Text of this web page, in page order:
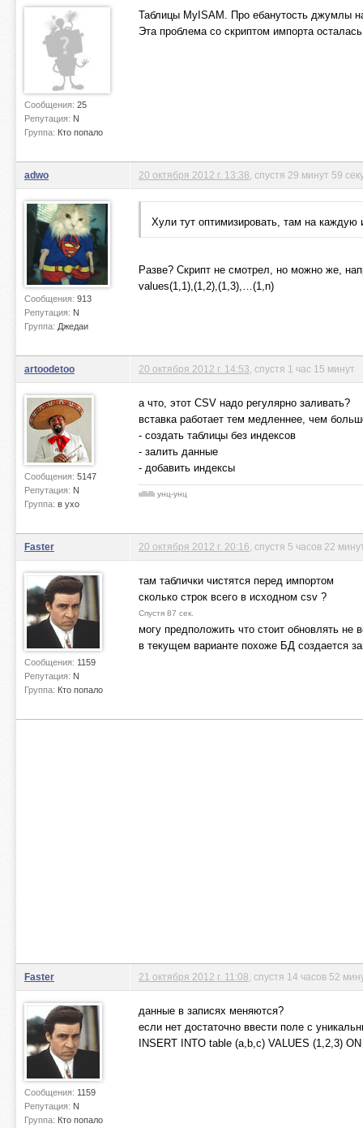
Сообщения: 25
Репутация: N
Группа: Кто попало
Таблицы MyISAM. Про ебанутость джумлы
Эта проблема со скриптом импорта
adwo
Сообщения: 913
Репутация: N
Группа: Джедаи
20 октября 2012 г. 13:38 , спустя 29 минут 59
Хули тут оптимизировать, там на каждую
Разве? Скрипт не смотрел, но можно же,
values(1,1),(1,2),(1,3),…(1,n)
artoodetoo
Сообщения: 5147
Репутация: N
Группа: в ухо
20 октября 2012 г. 14:53 , спустя 1 час 15 минут
а что, этот CSV надо регулярно заливать?
вставка работает тем медленнее, чем
- создать таблицы без индексов
- залить данные
- добавить индексы
ιιlllιlllι унц-унц
Faster
Сообщения: 1159
Репутация: N
Группа: Кто попало
20 октября 2012 г. 20:16 , спустя 5 часов 22
там таблички чистятся перед импортом
сколько строк всего в исходном csv ?
Спустя 87 сек.
могу предположить что стоит обновлять
в текущем варианте похоже БД создается
Faster
Сообщения: 1159
Репутация: N
Группа: Кто попало
21 октября 2012 г. 11:08 , спустя 14 часов 52
данные в записях меняются?
если нет достаточно ввести поле с
INSERT INTO table (a,b,c) VALUES (1,2,3)